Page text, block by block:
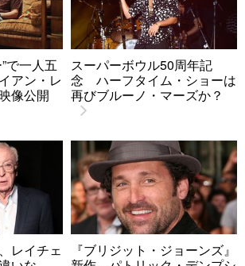
で一人五
アン・レ
像公開
スーパーボウル50周年記
念 ハーフタイム・ショーは
再びブルーノ・マーズか？
レイチェ
『ブリジット・ジョーンズ』